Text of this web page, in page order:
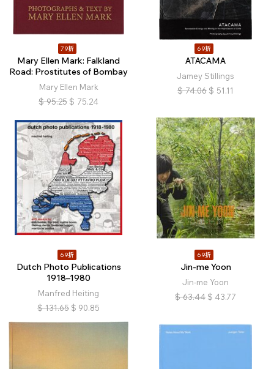
79折
Mary Ellen Mark: Falkland
Road: Prostitutes of Bombay
Mary Ellen Mark
$ 95.25 $ 75.24
69折
ATACAMA
Jamey Stillings
$ 74.06 $ 51.11
69折
Dutch Photo Publications
1918–1980
Manfred Heiting
$ 131.65 $ 90.85
69折
Jin-me Yoon
Jin-me Yoon
$ 63.44 $ 43.77